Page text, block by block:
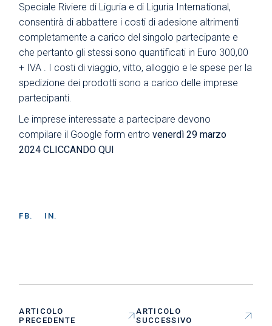
Speciale Riviere di Liguria e di Liguria International,
consentirà di abbattere i costi di adesione altrimenti
completamente a carico del singolo partecipante e
che pertanto gli stessi sono quantificati in Euro 300,00
+ IVA . I costi di viaggio, vitto, alloggio e le spese per la
spedizione dei prodotti sono a carico delle imprese
partecipanti.
Le imprese interessate a partecipare devono
compilare il Google form entrovenerdì 29 marzo
2024CLICCANDO QUI
FB. IN.
ARTICOLO
PRECEDENTE
ARTICOLO
SUCCESSIVO